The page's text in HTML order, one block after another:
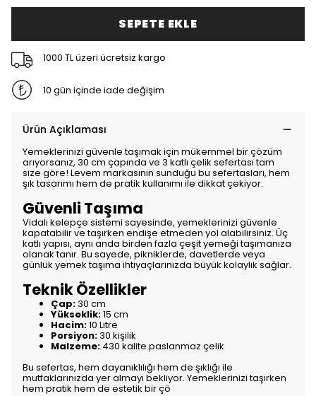
SEPETE EKLE
1000 TL üzeri ücretsiz kargo
10 gün içinde iade değişim
Ürün Açıklaması
Yemeklerinizi güvenle taşımak için mükemmel bir çözüm
arıyorsanız, 30 cm çapında ve 3 katlı çelik sefertası tam
size göre! Levem markasının sunduğu bu sefertasları, hem
şık tasarımı hem de pratik kullanımı ile dikkat çekiyor.
Güvenli Taşıma
Vidalı kelepçe sistemi sayesinde, yemeklerinizi güvenle
kapatabilir ve taşırken endişe etmeden yol alabilirsiniz. Üç
katlı yapısı, aynı anda birden fazla çeşit yemeği taşımanıza
olanak tanır. Bu sayede, pikniklerde, davetlerde veya
günlük yemek taşıma ihtiyaçlarınızda büyük kolaylık sağlar.
Teknik Özellikler
Çap:30 cm
Yükseklik:15 cm
Hacim:10 Litre
Porsiyon:30 kişilik
Malzeme: 430 kalite paslanmaz çelik
Bu sefertas, hem dayanıklılığı hem de şıklığı ile
mutfaklarınızda yer almayı bekliyor. Yemeklerinizi taşırken
hem pratik hem de estetik bir çö